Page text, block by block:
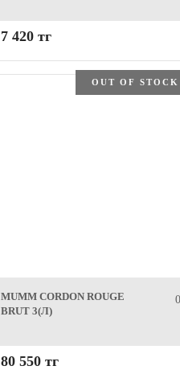
7 420 тг
OUT OF STOCK
0
MUMM CORDON ROUGE
BRUT 3(Л)
80 550 тг